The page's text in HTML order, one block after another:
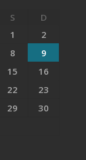
S
D
1
2
8
9
15
16
22
23
29
30